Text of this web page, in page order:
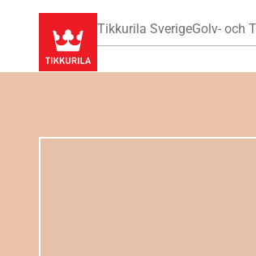
Tikkurila SverigeGolv- och